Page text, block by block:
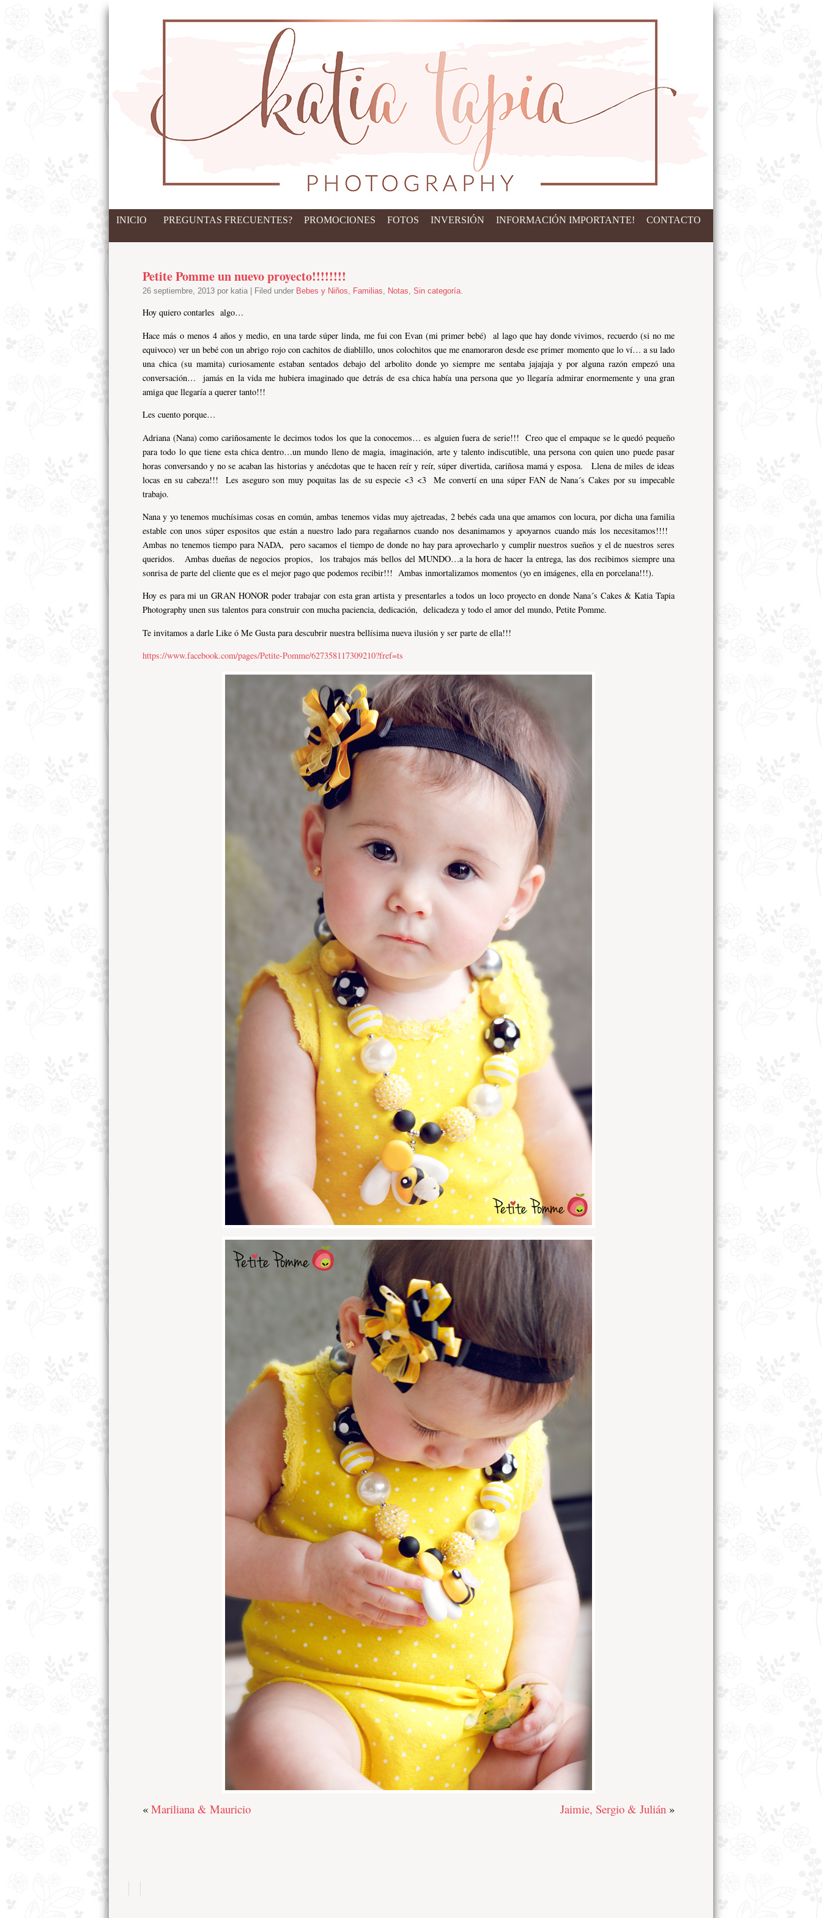
INICIO PREGUNTAS FRECUENTES? PROMOCIONES FOTOS INVERSIÓN INFORMACIÓN IMPORTANTE! CONTACTO
Petite Pomme un nuevo proyecto!!!!!!!!
26 septiembre, 2013 por katia | Filed under Bebes y Niños, Familias, Notas, Sin categoría.
Hoy quiero contarles algo…
Hace más o menos 4 años y medio, en una tarde súper linda, me fui con Evan (mi primer bebé) al lago que hay donde vivimos, recuerdo (si no me
equivoco) ver un bebé con un abrigo rojo con cachitos de diablillo, unos colochitos que me enamoraron desde ese primer momento que lo ví… a su lado
una chica (su mamita) curiosamente estaban sentados debajo del arbolito donde yo siempre me sentaba jajajaja y por alguna razón empezó una
conversación… jamás en la vida me hubiera imaginado que detrás de esa chica había una persona que yo llegaría admirar enormemente y una gran
amiga que llegaría a querer tanto!!!
Les cuento porque…
Adriana (Nana) como cariñosamente le decimos todos los que la conocemos… es alguien fuera de serie!!! Creo que el empaque se le quedó pequeño
para todo lo que tiene esta chica dentro…un mundo lleno de magia, imaginación, arte y talento indiscutible, una persona con quien uno puede pasar
horas conversando y no se acaban las historias y anécdotas que te hacen reír y reír, súper divertida, cariñosa mamá y esposa. Llena de miles de ideas
locas en su cabeza!!! Les aseguro son muy poquitas las de su especie <3 <3 Me convertí en una súper FAN de Nana´s Cakes por su impecable
trabajo.
Nana y yo tenemos muchísimas cosas en común, ambas tenemos vidas muy ajetreadas, 2 bebés cada una que amamos con locura, por dicha una familia
estable con unos súper espositos que están a nuestro lado para regañarnos cuando nos desanimamos y apoyarnos cuando más los necesitamos!!!!
Ambas no tenemos tiempo para NADA, pero sacamos el tiempo de donde no hay para aprovecharlo y cumplir nuestros sueños y el de nuestros seres
queridos. Ambas dueñas de negocios propios, los trabajos más bellos del MUNDO…a la hora de hacer la entrega, las dos recibimos siempre una
sonrisa de parte del cliente que es el mejor pago que podemos recibir!!! Ambas inmortalizamos momentos (yo en imágenes, ella en porcelana!!!).
Hoy es para mi un GRAN HONOR poder trabajar con esta gran artista y presentarles a todos un loco proyecto en donde Nana´s Cakes & Katia Tapia
Photography unen sus talentos para construir con mucha paciencia, dedicación, delicadeza y todo el amor del mundo, Petite Pomme.
Te invitamos a darle Like ó Me Gusta para descubrir nuestra bellísima nueva ilusión y ser parte de ella!!!
https://www.facebook.com/pages/Petite-Pomme/627358117309210?fref=ts
« Mariliana & Mauricio Jaimie, Sergio & Julián »